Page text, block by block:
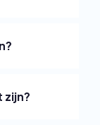
zijn?